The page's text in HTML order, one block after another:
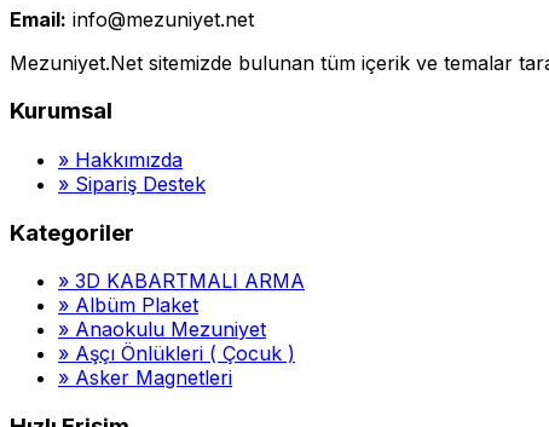
Email: info@mezuniyet.net
Mezuniyet.Net sitemizde bulunan tüm içerik ve temalar
Kurumsal
» Hakkımızda
» Sipariş Destek
Kategoriler
» 3D KABARTMALI ARMA
» Albüm Plaket
» Anaokulu Mezuniyet
» Aşçı Önlükleri ( Çocuk )
» Asker Magnetleri